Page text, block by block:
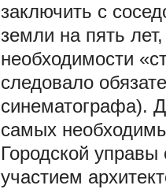
заключить с
земли на пять
необходимости
следовало
синематографа).
самых
Городской
участием